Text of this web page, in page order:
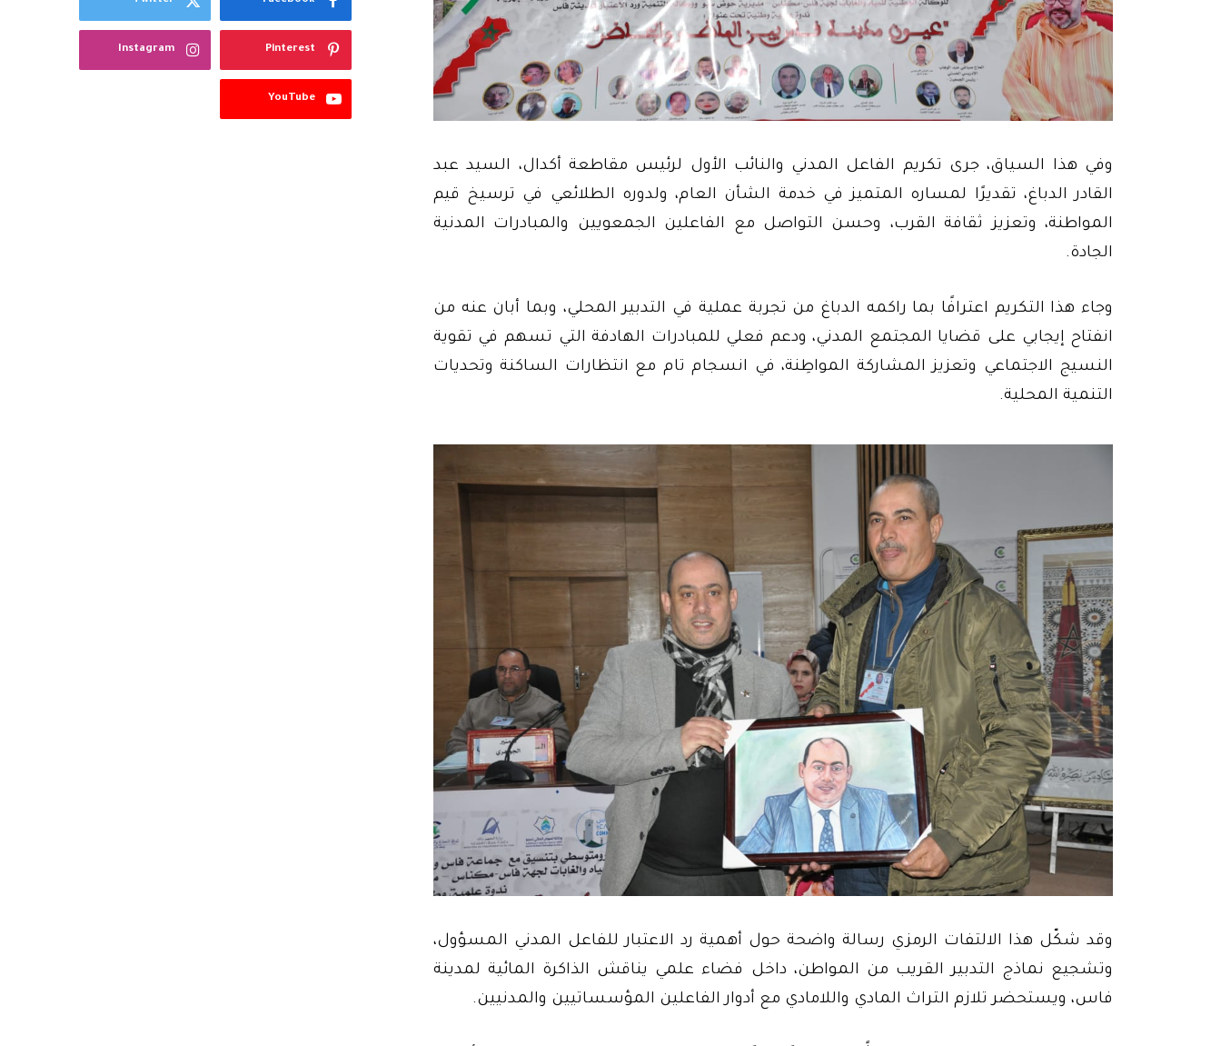
وفي هذا السياق، جرى تكريم الفاعل المدني والنائب الأول لرئيس مقاطعة أكدال، السيد عبد
القادر الدباغ، تقديرًا لمساره المتميز في خدمة الشأن العام، ولدوره الطلائعي في ترسيخ قيم
المواطنة، وتعزيز ثقافة القرب، وحسن التواصل مع الفاعلين الجمعويين والمبادرات المدنية
الجادة.
وجاء هذا التكريم اعترافًا بما راكمه الدباغ من تجربة عملية في التدبير المحلي، وبما أبان عنه من
انفتاح إيجابي على قضايا المجتمع المدني، ودعم فعلي للمبادرات الهادفة التي تسهم في تقوية
النسيج الاجتماعي وتعزيز المشاركة المواطِنة، في انسجام تام مع انتظارات الساكنة وتحديات
التنمية المحلية.
وقد شكّل هذا الالتفات الرمزي رسالة واضحة حول أهمية رد الاعتبار للفاعل المدني المسؤول،
وتشجيع نماذج التدبير القريب من المواطن، داخل فضاء علمي يناقش الذاكرة المائية لمدينة
فاس، ويستحضر تلازم التراث المادي واللامادي مع أدوار الفاعلين المؤسساتيين والمدنيين.
Pinterest
Instagram
YouTube